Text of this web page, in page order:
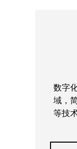
数字
域，
等技